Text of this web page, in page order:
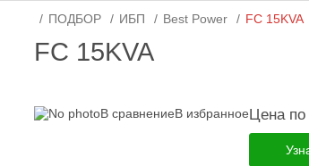
ПОДБОР ИБП Best Power FC 15KVA
FC 15KVA
В сравнениеВ избранноеЦена по